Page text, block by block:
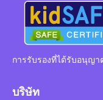
การรับรองที่ได้รับอนุญา
บริษัท